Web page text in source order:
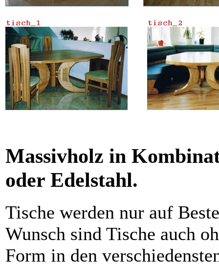
Massivholz in
oder Edelstahl.
Tische werden nur auf
Wunsch sind Tische auch
Form in den